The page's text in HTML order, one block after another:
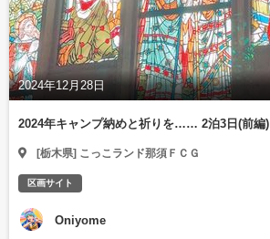
2024年12月28日
2024年キャンプ納めと祈りを…… 2泊3日(前編)
[栃木県] こっこランド那須ＦＣＧ
区画サイト
Oniyome